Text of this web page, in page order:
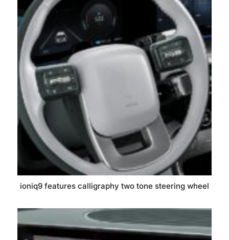
ioniq9 features calligraphy two tone steering wheel